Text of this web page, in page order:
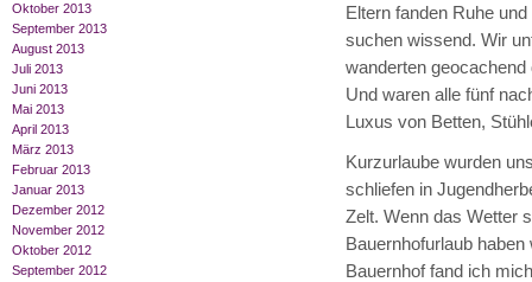
Oktober 2013
September 2013
August 2013
Juli 2013
Juni 2013
Mai 2013
April 2013
März 2013
Februar 2013
Januar 2013
Dezember 2012
November 2012
Oktober 2012
September 2012
Eltern fanden Ruhe
suchen wissend. Wir
wanderten
Und waren alle fünf
Luxus von Betten,
Kurzurlaube wurden
schliefen in
Zelt. Wenn das Wetter
Bauernhofurlaub
Bauernhof fand ich